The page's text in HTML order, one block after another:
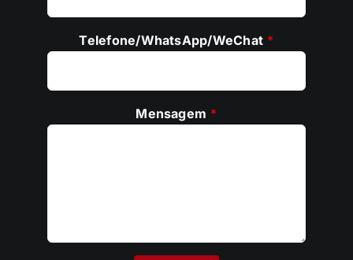
Telefone/WhatsApp/WeChat *
Mensagem *